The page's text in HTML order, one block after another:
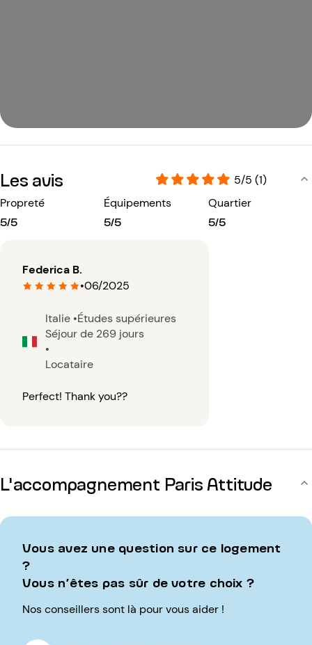
Les avis
5/5 (1)
Propreté
5/5
Équipements
5/5
Quartier
5/5
Federica B.
•06/2025
Italie •Études supérieures
Séjour de 269 jours
•
Locataire
Perfect! Thank you??
L'accompagnement Paris Attitude
Vous avez une question sur ce logement
?
Vous n’êtes pas sûr de votre choix ?
Nos conseillers sont là pour vous aider !